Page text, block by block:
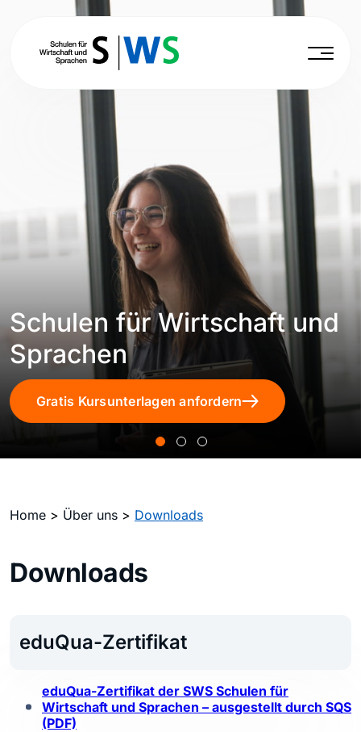
Schulen für Wirtschaft und
Sprachen
Gratis Kursunterlagen anfordern
Home > Über uns > Downloads
Downloads
eduQua-Zertifikat
eduQua-Zertifikat der SWS Schulen für
Wirtschaft und Sprachen – ausgestellt durch SQS
(PDF)